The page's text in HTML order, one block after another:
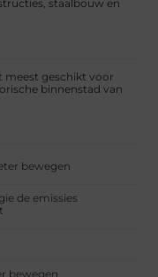
staalbouw en
meest geschikt voor
binnenstad van
bewegen
de emissies
bewegen